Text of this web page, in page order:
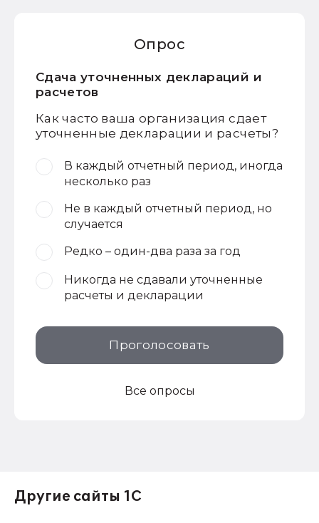
Опрос
Сдача уточненных деклараций и
расчетов
Как часто ваша организация сдает
уточненные декларации и расчеты?
В каждый отчетный период, иногда
несколько раз
Не в каждый отчетный период, но
случается
Редко – один-два раза за год
Никогда не сдавали уточненные
расчеты и декларации
Проголосовать
Все опросы
Другие сайты 1С